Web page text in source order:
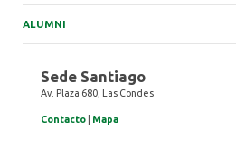
ALUMNI
Sede Santiago
Av. Plaza 680, Las Condes
Contacto Mapa